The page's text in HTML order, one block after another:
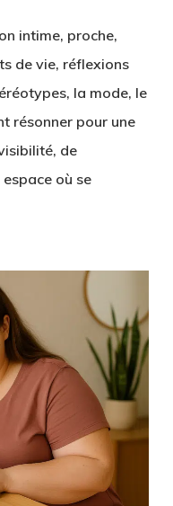
intime, proche,
de vie, réflexions
la mode, le
résonner pour une
de
où se